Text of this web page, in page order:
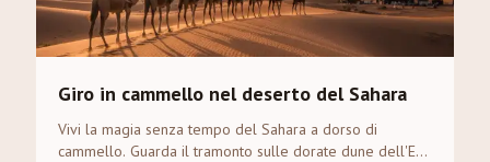
Giro in cammello nel deserto del Sahara
Vivi la magia senza tempo del Sahara a dorso di
cammello. Guarda il tramonto sulle dorate dune dell'Erg